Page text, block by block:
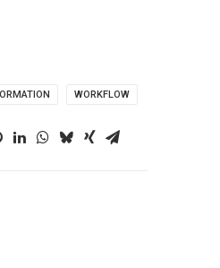
WORKFLOW